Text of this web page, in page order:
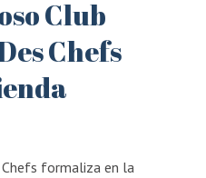
Club
Chefs
Chefs formaliza en la